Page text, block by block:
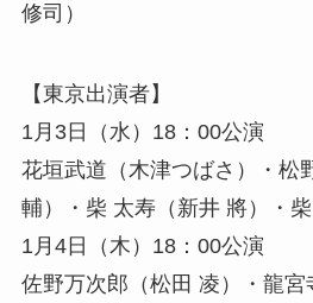
修司）
【東京出演者】
1月3日（水）18：00公演
花垣武道（木津つばさ）・松
輔）・柴 太寿（新井 將）・柴
1月4日（木）18：00公演
佐野万次郎（松田 凌）・龍